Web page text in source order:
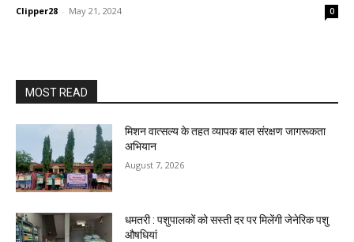
Clipper28 - May 21, 2024 0
MOST READ
मिशन वात्सल्य के तहत व्यापक बाल संरक्षण जागरूकता
अभियान
August 7, 2026
धमतरी : पशुपालकों को सस्ती दर पर मिलेंगी जेनेरिक पशु
औषधियां